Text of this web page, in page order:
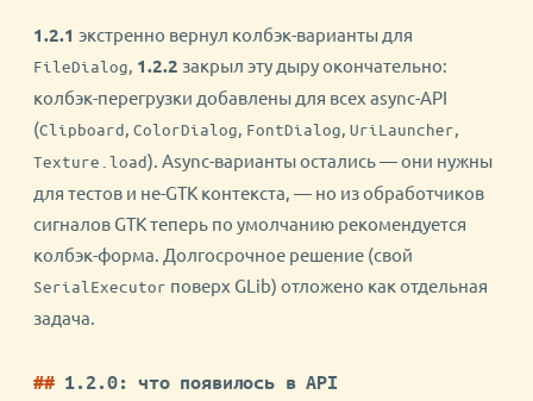
1.2.1 экстренно вернул колбэк-варианты для
FileDialog 1.2.2 закрыл эту дыру окончательно:
колбэк-перегрузки добавлены для всех async-API
(Clipboard ColorDialog FontDialog UriLauncher
Texture.load). Async-варианты остались — они нужны
для тестов и не-GTK контекста, — но из обработчиков
сигналов GTK теперь по умолчанию рекомендуется
колбэк-форма. Долгосрочное решение (свой
SerialExecutor поверх GLib) отложено как отдельная
задача.
1.2.0: что появилось в API